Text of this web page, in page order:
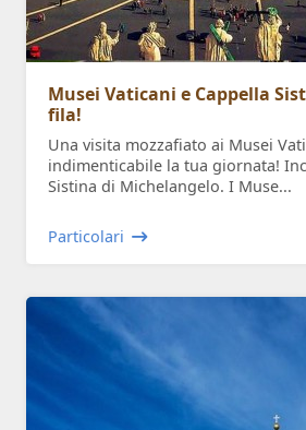
Musei Vaticani e Cappella
fila!
Una visita mozzafiato ai Musei
indimenticabile la tua giornata!
Sistina di Michelangelo. I Muse...
Particolari